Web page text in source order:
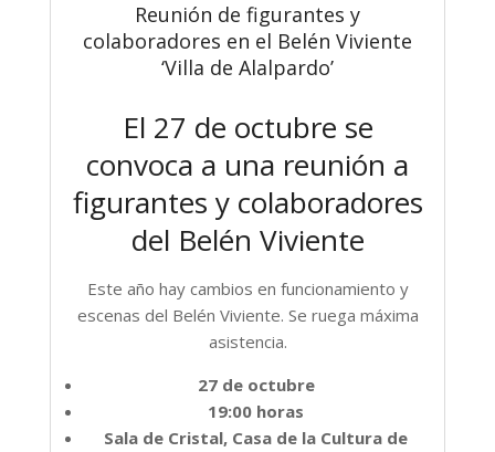
Reunión de figurantes y
colaboradores en el Belén Viviente
‘Villa de Alalpardo’
El 27 de octubre se
convoca a una reunión a
figurantes y colaboradores
del Belén Viviente
Este año hay cambios en funcionamiento y
escenas del Belén Viviente. Se ruega máxima
asistencia.
27 de octubre
19:00 horas
Sala de Cristal, Casa de la Cultura de